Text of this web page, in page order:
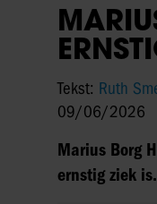
Tekst: Ruth
09/06/2026
Marius Borg
ernstig ziek